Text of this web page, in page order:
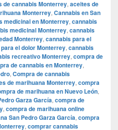
de cannabis Monterrey, aceites de
Monterrey, Cannabis en San
medicinal en Monterrey, cannabis
medicinal Monterrey, cannabis
Monterrey, cannabis para el
el dolor Monterrey, cannabis
recreativo Monterrey, compra de
de cannabis en Monterrey,
, Compra de cannabis
de marihuana Monterrey, compra
de marihuana en Nuevo León,
Garza García, compra de
, compra de marihuana online
San Pedro Garza García, compra
, comprar cannabis